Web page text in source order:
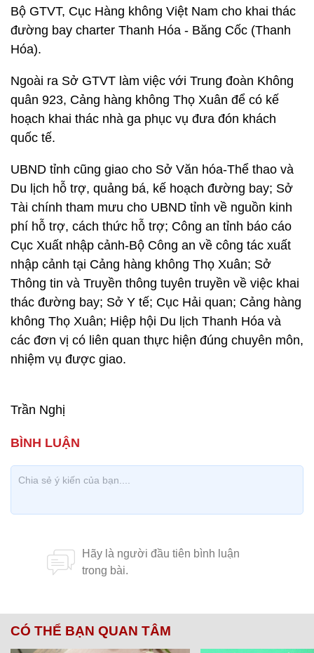
Bộ GTVT, Cục Hàng không Việt Nam cho khai thác
đường bay charter Thanh Hóa - Băng Cốc (Thanh
Hóa).
Ngoài ra Sở GTVT làm việc với Trung đoàn Không
quân 923, Cảng hàng không Thọ Xuân để có kế
hoạch khai thác nhà ga phục vụ đưa đón khách
quốc tế.
UBND tỉnh cũng giao cho Sở Văn hóa-Thể thao và
Du lịch hỗ trợ, quảng bá, kế hoạch đường bay; Sở
Tài chính tham mưu cho UBND tỉnh về nguồn kinh
phí hỗ trợ, cách thức hỗ trợ; Công an tỉnh báo cáo
Cục Xuất nhập cảnh-Bộ Công an về công tác xuất
nhập cảnh tại Cảng hàng không Thọ Xuân; Sở
Thông tin và Truyền thông tuyên truyền về việc khai
thác đường bay; Sở Y tế; Cục Hải quan; Cảng hàng
không Thọ Xuân; Hiệp hội Du lịch Thanh Hóa và
các đơn vị có liên quan thực hiện đúng chuyên môn,
nhiệm vụ được giao.
Trần Nghị
CÓ THỂ BẠN QUAN TÂM